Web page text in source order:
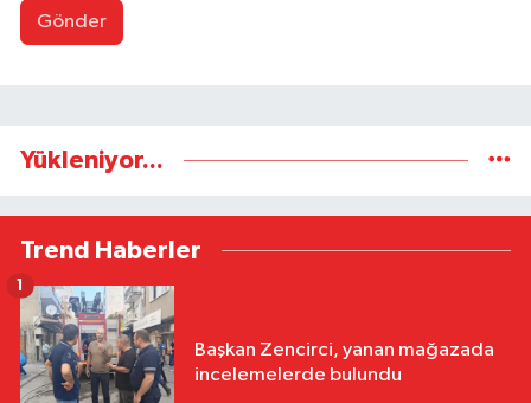
Gönder
Yükleniyor...
Trend Haberler
Başkan Zencirci, yanan mağazada
incelemelerde bulundu
1